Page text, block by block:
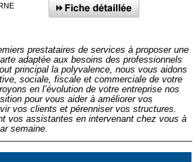
prestataires de services à proposer une
adaptée aux besoins des professionnels
principal la polyvalence, nous vous aidons
sociale, fiscale et commerciale de votre
en l’évolution de votre entreprise nos
pour vous aider à améliorer vos
vos clients et pérenniser vos structures.
vos assistantes en intervenant chez vous à
semaine.